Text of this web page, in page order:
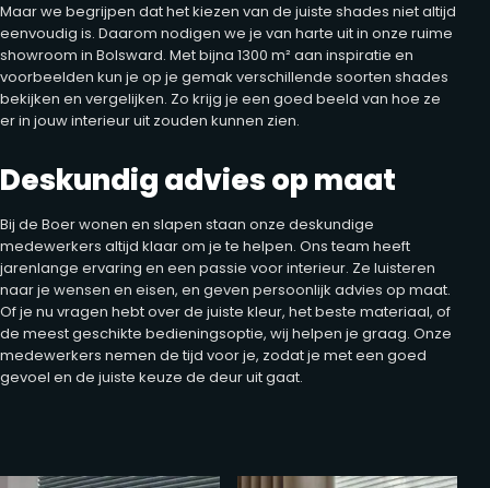
Maar we begrijpen dat het kiezen van de juiste shades niet altijd
eenvoudig is. Daarom nodigen we je van harte uit in onze ruime
showroom in Bolsward. Met bijna 1300 m² aan inspiratie en
voorbeelden kun je op je gemak verschillende soorten shades
bekijken en vergelijken. Zo krijg je een goed beeld van hoe ze
er in jouw interieur uit zouden kunnen zien.
Deskundig advies op maat
Bij de Boer wonen en slapen staan onze deskundige
medewerkers altijd klaar om je te helpen. Ons team heeft
jarenlange ervaring en een passie voor interieur. Ze luisteren
naar je wensen en eisen, en geven persoonlijk advies op maat.
Of je nu vragen hebt over de juiste kleur, het beste materiaal, of
de meest geschikte bedieningsoptie, wij helpen je graag. Onze
medewerkers nemen de tijd voor je, zodat je met een goed
gevoel en de juiste keuze de deur uit gaat.